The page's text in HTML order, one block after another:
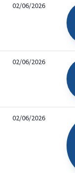
02/06/2026
02/06/2026
02/06/2026